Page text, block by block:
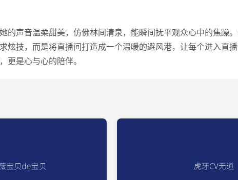
声音温柔甜美，仿佛林间清泉，能瞬间抚平观众心中的焦躁
技，而是将直播间打造成一个温暖的避风港，让每个进入直
更是心与心的陪伴。